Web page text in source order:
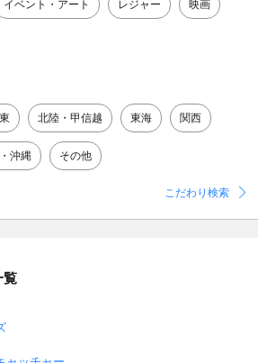
イベント・アート レジャー 映画
北陸・甲信越 東海 関西
沖縄 その他
こだわり検索
覧